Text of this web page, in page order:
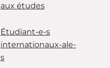
aux études
Étudiant-e-s
internationaux-ale-
s